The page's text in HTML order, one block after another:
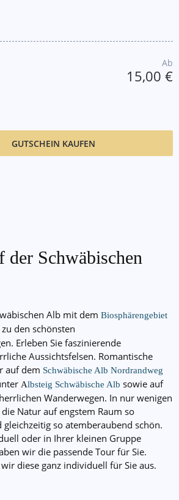
Ab
15,00 €
GUTSCHEIN KAUFEN
der Schwäbischen
Alb mit dem Biosphärengebiet
den schönsten
Erleben Sie faszinierende
Aussichtsfelsen. Romantische
auf dem Schwäbische Alb Nordrandweg
Albsteig Schwäbische Alb sowie auf
Wanderwegen. In nur wenigen
Natur auf engstem Raum so
so atemberaubend schön.
oder in Ihrer kleinen Gruppe
wir die passende Tour für Sie.
diese ganz individuell für Sie aus.